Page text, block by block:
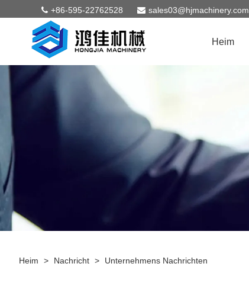
+86-595-22762528 sales03@hjmachinery.com
Heim
Heim > Nachricht > Unternehmens Nachrichten